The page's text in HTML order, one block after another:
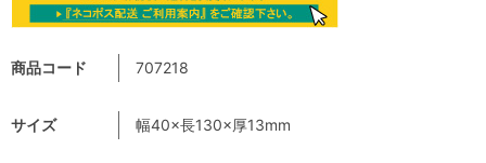
商品コード 707218
サイズ 幅40×長130×厚13mm